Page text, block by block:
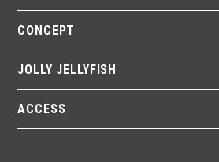
CONCEPT
JOLLY JELLYFISH
ACCESS